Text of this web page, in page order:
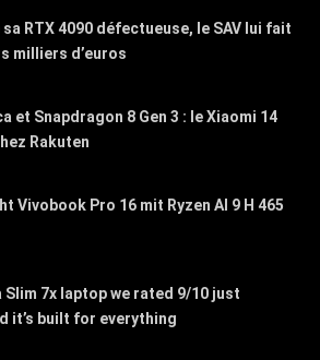
RTX 4090 défectueuse, le SAV lui fait
milliers d’euros
et Snapdragon 8 Gen 3 : le Xiaomi 14
Rakuten
Vivobook Pro 16 mit Ryzen AI 9 H 465
Slim 7x laptop we rated 9/10 just
it’s built for everything